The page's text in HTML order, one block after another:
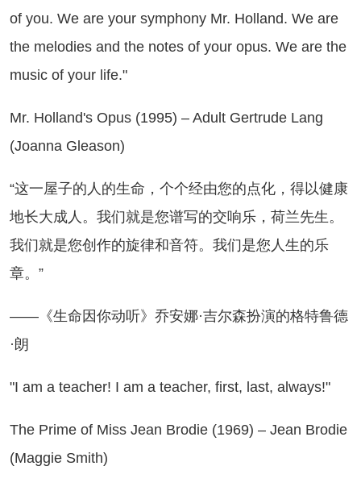
of you. We are your symphony Mr. Holland. We are
the melodies and the notes of your opus. We are the
music of your life."
Holland's Opus (1995) – Adult Gertrude Lang
(Joanna Gleason)
一屋子的人的生命，个个经由您的点化，得以健康
地长大成人。我们就是您谱写的交响乐，荷兰先生。
我们就是您创作的旋律和音符。我们是您人生的乐
章。”
生命因你动听》乔安娜·吉尔森扮演的格特鲁德
·朗
a teacher! I am a teacher, first, last, always!"
Prime of Miss Jean Brodie (1969) – Jean Brodie
(Maggie Smith)